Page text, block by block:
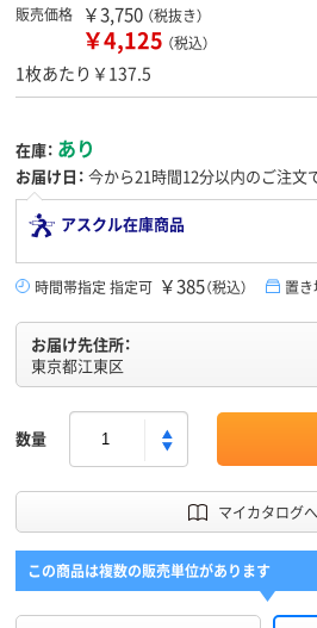
販売価格 ￥3,750 （税抜き）
￥4,125 （税込）
1枚あたり￥137.5
在庫： あり
お届け日： 今から21時間12分以内のご注文
アスクル在庫商品
時間帯指定 指定可 ￥385（税込） 置
お届け先住所：
東京都江東区
数量
マイカタログ
この商品は複数の販売単位があります